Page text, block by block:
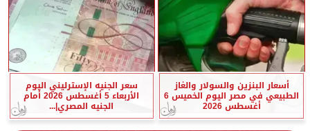
أسعار البنزين والسولار والغاز
الطبيعي في مصر اليوم الخميس 6
أغسطس 2026
سعر الجنيه الإسترليني اليوم
الأربعاء 5 أغسطس 2026 أمام
الجنيه المصري|...